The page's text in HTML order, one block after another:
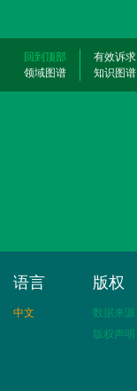
回到顶部 有效诉求
领域图谱
知识图谱
语言
中文
版权
数据来源
版权声明